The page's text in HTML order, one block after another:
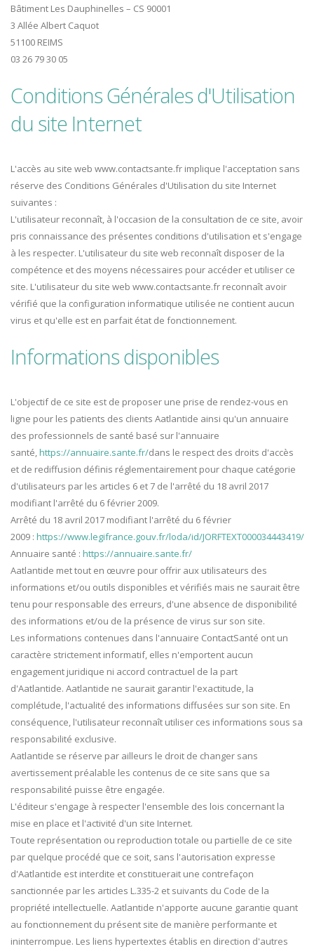
Bâtiment Les Dauphinelles – CS 90001
3 Allée Albert Caquot
51100 REIMS
03 26 79 30 05
Conditions Générales d'Utilisation
du site Internet
L'accès au site web www.contactsante.fr implique l'acceptation sans
réserve des Conditions Générales d'Utilisation du site Internet
suivantes :
L'utilisateur reconnaît, à l'occasion de la consultation de ce site, avoir
pris connaissance des présentes conditions d'utilisation et s'engage
à les respecter. L'utilisateur du site web reconnaît disposer de la
compétence et des moyens nécessaires pour accéder et utiliser ce
site. L'utilisateur du site web www.contactsante.fr reconnaît avoir
vérifié que la configuration informatique utilisée ne contient aucun
virus et qu'elle est en parfait état de fonctionnement.
Informations disponibles
L'objectif de ce site est de proposer une prise de rendez-vous en
ligne pour les patients des clients Aatlantide ainsi qu'un annuaire
des professionnels de santé basé sur l'annuaire
santé,https://annuaire.sante.fr/dans le respect des droits d'accès
et de rediffusion définis réglementairement pour chaque catégorie
d'utilisateurs par les articles 6 et 7 de l'arrêté du 18 avril 2017
modifiant l'arrêté du 6 février 2009.
Arrêté du 18 avril 2017 modifiant l'arrêté du 6 février
2009 : https://www.legifrance.gouv.fr/loda/id/JORFTEXT000034443419/
Annuaire santé : https://annuaire.sante.fr/
Aatlantide met tout en œuvre pour offrir aux utilisateurs des
informations et/ou outils disponibles et vérifiés mais ne saurait être
tenu pour responsable des erreurs, d'une absence de disponibilité
des informations et/ou de la présence de virus sur son site.
Les informations contenues dans l'annuaire ContactSanté ont un
caractère strictement informatif, elles n'emportent aucun
engagement juridique ni accord contractuel de la part
d'Aatlantide. Aatlantide ne saurait garantir l'exactitude, la
complétude, l'actualité des informations diffusées sur son site. En
conséquence, l'utilisateur reconnaît utiliser ces informations sous sa
responsabilité exclusive.
Aatlantide se réserve par ailleurs le droit de changer sans
avertissement préalable les contenus de ce site sans que sa
responsabilité puisse être engagée.
L'éditeur s'engage à respecter l'ensemble des lois concernant la
mise en place et l'activité d'un site Internet.
Toute représentation ou reproduction totale ou partielle de ce site
par quelque procédé que ce soit, sans l'autorisation expresse
d'Aatlantide est interdite et constituerait une contrefaçon
sanctionnée par les articles L.335-2 et suivants du Code de la
propriété intellectuelle. Aatlantide n'apporte aucune garantie quant
au fonctionnement du présent site de manière performante et
ininterrompue. Les liens hypertextes établis en direction d'autres